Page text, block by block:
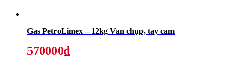
Gas PetroLimex – 12kg Van chụp, tay cam
570000₫